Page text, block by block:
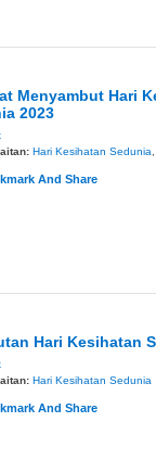
Menyambut Hari
2023
Hari Kesihatan Sedunia
Hari Kesihatan
Hari Kesihatan Sedunia